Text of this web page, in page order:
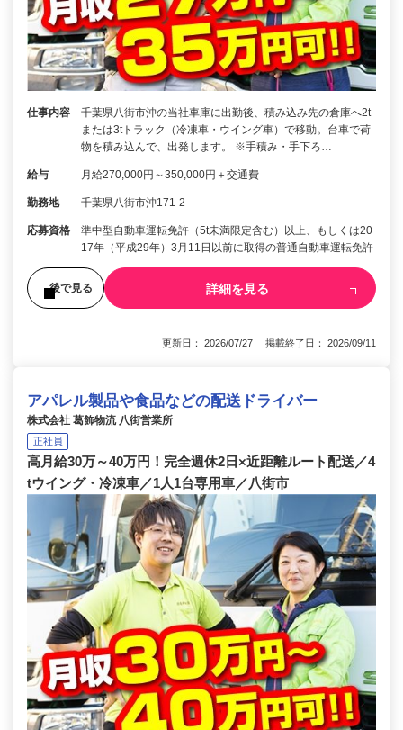
仕事内容
千葉県八街市沖の当社車庫に出勤後、積み込み先の倉庫へ2t
または3tトラック（冷凍車・ウイング車）で移動。台車で荷
物を積み込んで、出発します。 ※手積み・手下ろ…
給与 月給270,000円～350,000円＋交通費
勤務地 千葉県八街市沖171-2
応募資格
準中型自動車運転免許（5t未満限定含む）以上、もしくは20
17年（平成29年）3月11日以前に取得の普通自動車運転免許
後で見る 詳細を見る
更新日： 2026/07/27 掲載終了日： 2026/09/11
アパレル製品や食品などの配送ドライバー
株式会社 葛飾物流 八街営業所
正社員
高月給30万～40万円！完全週休2日×近距離ルート配送／4
tウイング・冷凍車／1人1台専用車／八街市